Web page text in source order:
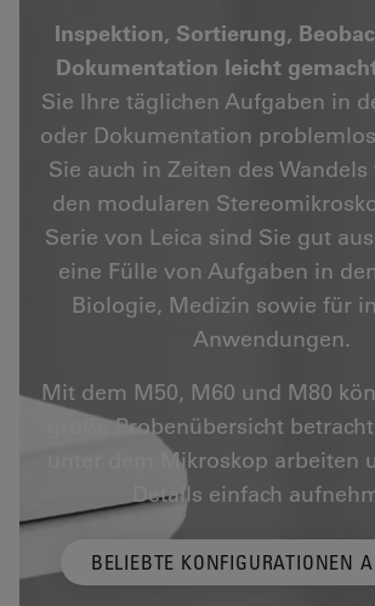
Inspektion, Sortierung,
Dokumentation leicht
Sie Ihre täglichen Aufgaben in
oder Dokumentation
Sie auch in Zeiten des
den modularen
Serie von Leica sind Sie gut
eine Fülle von Aufgaben in
Biologie, Medizin sowie für
Anwendungen.
Mit dem M50, M60 und M80
große Probenübersicht
unter dem Mikroskop arbeiten
Details einfach
BELIEBTE KONFIGURATIONEN